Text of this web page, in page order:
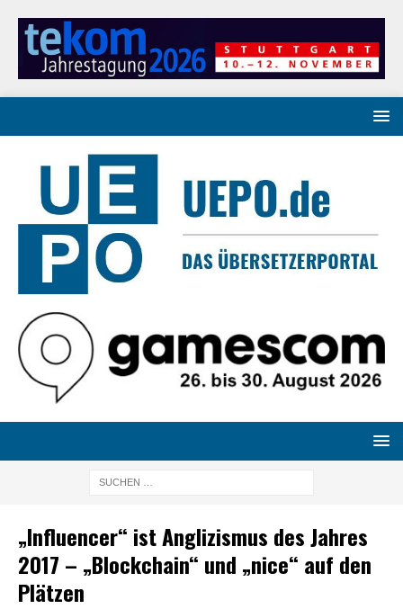
„Influencer“ ist Anglizismus des Jahres
2017 – „Blockchain“ und „nice“ auf den
Plätzen